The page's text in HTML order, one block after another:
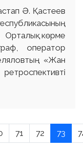
Ә. Қастеев
Орталық көрме
оператор
«Жан
71 72 73